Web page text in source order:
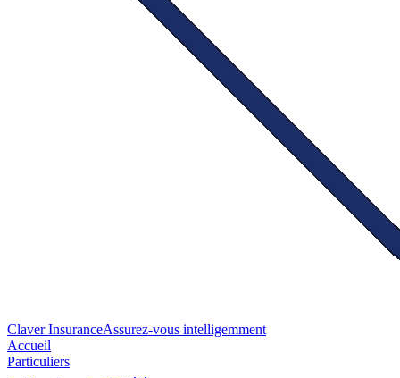
ClaverInsuranceAssurez-vous intelligemment
Accueil
Particuliers